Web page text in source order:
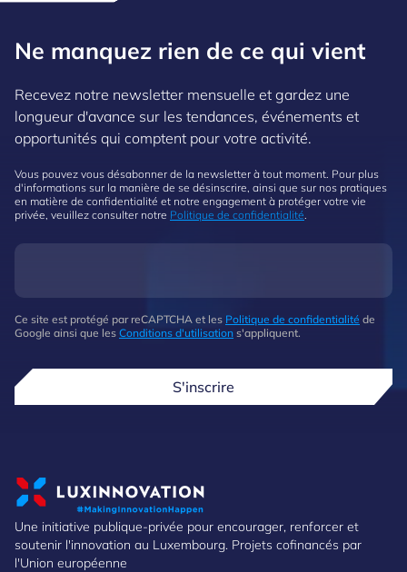
Ne manquez rien de ce qui vient
Recevez notre newsletter mensuelle et gardez une
longueur d'avance sur les tendances, événements et
opportunités qui comptent pour votre activité.
Vous pouvez vous désabonner de la newsletter à tout moment. Pour plus
d'informations sur la manière de se désinscrire, ainsi que sur nos pratiques
en matière de confidentialité et notre engagement à protéger votre vie
privée, veuillez consulter notre Politique de confidentialité
Ce site est protégé par reCAPTCHA et les Politique de confidentialité de
Google ainsi que les Conditions d'utilisation s'appliquent.
S'inscrire
Une initiative publique-privée pour encourager, renforcer et
soutenir l'innovation au Luxembourg. Projets cofinancés par
l'Union européenne